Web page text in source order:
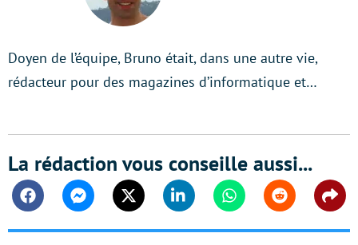
Doyen de l’équipe, Bruno était, dans une autre vie,
rédacteur pour des magazines d’informatique et…
La rédaction vous conseille aussi...
FacebookMessengerTwitter Linkedin WhatsappReddit